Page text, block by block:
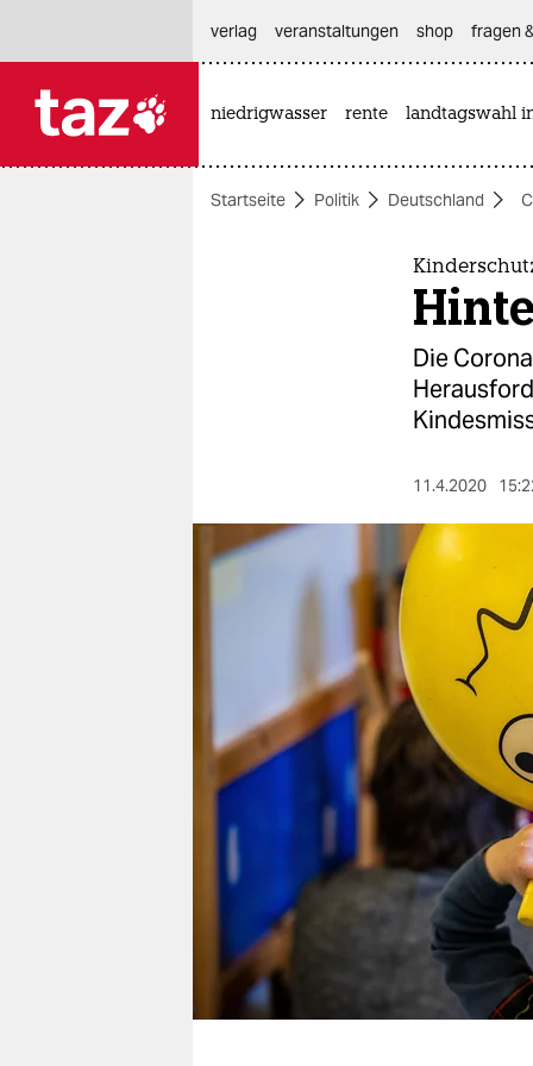
themen
berlin
verlag
veranstaltungen
shop
fragen & hilfe
unterstützen
genossenschaft
verlag
veranstaltungen shop fragen
niedrigwasser rente landtagswahl
Startseite Politik Deutschland
Die
11.4.2020